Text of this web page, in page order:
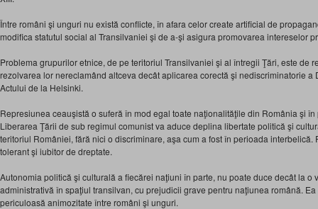
Între români şi unguri nu există conflicte, în afara celor create artificial de
modifica statutul social al Transilvaniei şi de a-şi asigura promovarea intereselor
Problema grupurilor etnice, de pe teritoriul Transilvaniei şi al întregii Ţări, este de
rezolvarea lor nereclamând altceva decât aplicarea corectă şi nediscriminatorie a
Actului de la Helsinki.
Represiunea ceauşistă o suferă în mod egal toate naţionalităţile din România şi
Liberarea Ţării de sub regimul comunist va aduce deplina libertate politică şi
teritoriul României, fără nici o discriminare, aşa cum a fost în perioada interbelică.
tolerant şi iubitor de dreptate.
Autonomia politică şi culturală a fiecărei naţiuni în parte, nu poate duce decât la o
administrativă în spaţiul transilvan, cu prejudicii grave pentru naţiunea română.
periculoasă animozitate între români şi unguri.